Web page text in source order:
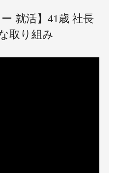
就活】41歳 社長
取り組み